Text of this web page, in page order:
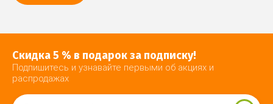
Скидка 5 % в подарок за подписку!
Подпишитесь и узнавайте первыми об акциях и
распродажах